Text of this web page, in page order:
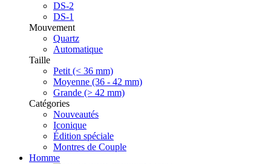
DS-2
DS-1
Mouvement
Quartz
Automatique
Taille
Petit (< 36 mm)
Moyenne (36 - 42 mm)
Grande (> 42 mm)
Catégories
Nouveautés
Iconique
Édition spéciale
Montres de Couple
Homme